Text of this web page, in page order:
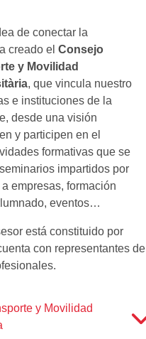
de conectar la
creado el Consejo
y Movilidad
, que vincula nuestro
e instituciones de la
desde una visión
y participen en el
formativas que se
impartidos por
empresas, formación
eventos…
está constituido por
con representantes de
y Movilidad